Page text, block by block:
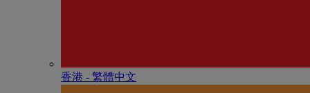
香港 - 繁體中文